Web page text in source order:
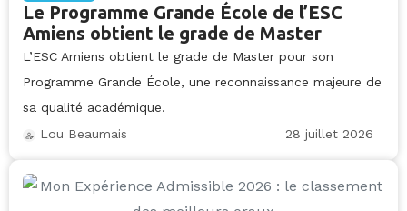
Le Programme Grande École de l’ESC
Amiens obtient le grade de Master
L’ESC Amiens obtient le grade de Master pour son
Programme Grande École, une reconnaissance majeure de
sa qualité académique.
Lou Beaumais
28 juillet 2026